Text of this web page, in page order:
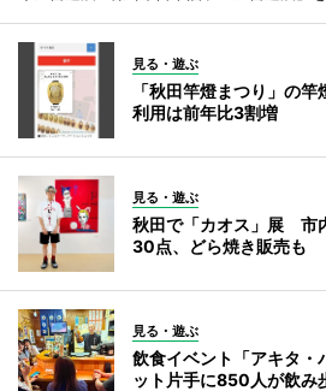
見る・遊ぶ
「秋田竿燈まつり」の
利用は前年比3割増
見る・遊ぶ
秋田で「カオス」展 市
30点、どら焼き販売も
見る・遊ぶ
飲食イベント「アキタ
ット片手に850人が飲み